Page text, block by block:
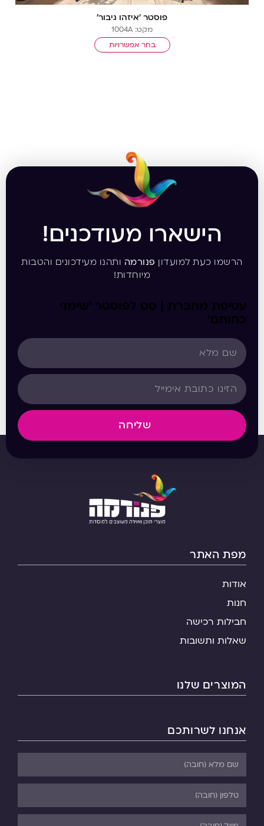
פוסטר ‘איזהו גיבור’
מקט: 1004A
בחר אפשרויות
הישארו מעודכנים!
הרשמו כעת למועדון פנורמה ותהנו מעידכונים והטבות
מיוחדות!
עטיפת מחברת | סט לפוסטר ‘שימני
כחותם’
שליחה
מפת האתר
אודות
חנות
חבילות רכישה
שאלות ותשובות
המוצרים שלנו
אנחנו לשרותכם